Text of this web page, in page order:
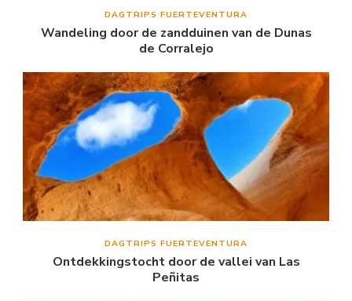
DAGTRIPS FUERTEVENTURA
Wandeling door de zandduinen van de Dunas
de Corralejo
DAGTRIPS FUERTEVENTURA
Ontdekkingstocht door de vallei van Las
Peñitas